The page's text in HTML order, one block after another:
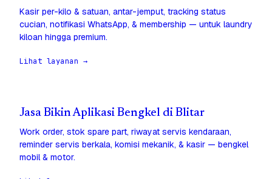
Kasir per-kilo & satuan, antar-jemput, tracking status
cucian, notifikasi WhatsApp, & membership — untuk laundry
kiloan hingga premium.
Lihat layanan →
Jasa Bikin Aplikasi Bengkel di Blitar
Work order, stok spare part, riwayat servis kendaraan,
reminder servis berkala, komisi mekanik, & kasir — bengkel
mobil & motor.